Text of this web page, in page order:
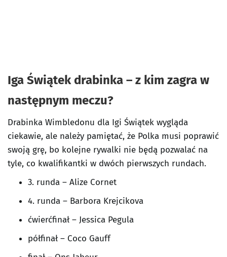
Iga Świątek drabinka – z kim zagra w
następnym meczu?
Drabinka Wimbledonu dla Igi Świątek wygląda
ciekawie, ale należy pamiętać, że Polka musi poprawić
swoją grę, bo kolejne rywalki nie będą pozwalać na
tyle, co kwalifikantki w dwóch pierwszych rundach.
3. runda – Alize Cornet
4. runda – Barbora Krejcikova
ćwierćfinał – Jessica Pegula
półfinał – Coco Gauff